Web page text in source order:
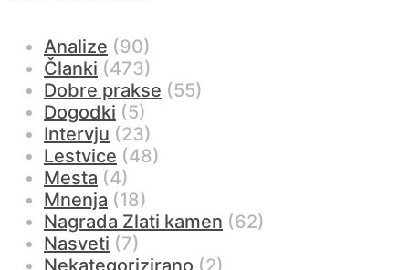
Analize (90)
Članki (473)
Dobre prakse (55)
Dogodki (5)
Intervju (23)
Lestvice (48)
Mesta (4)
Mnenja (18)
Nagrada Zlati kamen (62)
Nasveti (7)
Nekategorizirano (2)